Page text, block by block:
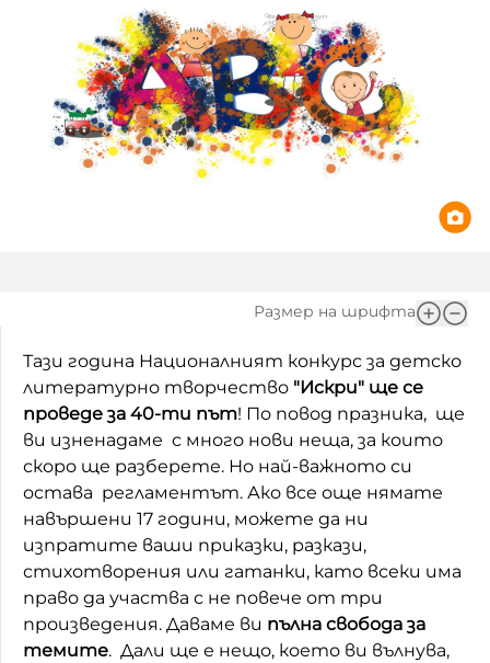
Фантазирай
Приказки
История на изкуството
Музикална кутийка
Златната ябълка
Непознатите думи
Като Айнщайн
Домашен любимец
Питаме Ви
До ре ми
Кои сме ние?
За вас, родители
Размер на шрифта
Тази година Националният конкурс за детско
литературно творчество "Искри" ще се
проведе за 40-ти път! По повод празника, ще
ви изненадаме с много нови неща, за които
скоро ще разберете. Но най-важното си
остава регламентът. Ако все още нямате
навършени 17 години, можете да ни
изпратите ваши приказки, разкази,
стихотворения или гатанки, като всеки има
право да участва с не повече от три
произведения. Даваме ви пълна свобода за
темите. Дали ще е нещо, което ви вълнува,